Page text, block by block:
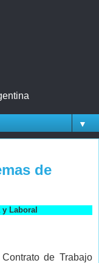
▼
de
Laboral
de Trabajo